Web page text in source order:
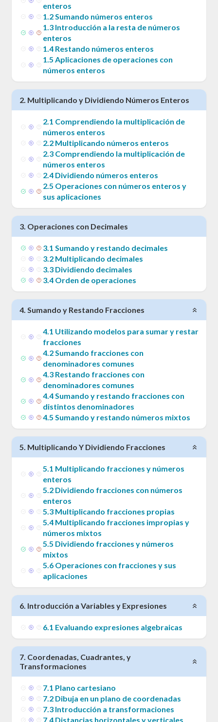
enteros
1.2Sumando números enteros
1.3 Introducción a la resta de números
enteros
1.4 Restando números enteros
1.5 Aplicaciones de operaciones con
números enteros
2. Multiplicando y Dividiendo Números Enteros
2.1 Comprendiendo la multiplicación de
números enteros
2.2 Multiplicando números enteros
2.3 Comprendiendo la multiplicación de
números enteros
2.4 Dividiendo números enteros
2.5 Operaciones con números enteros y
sus aplicaciones
3. Operaciones con Decimales
3.1 Sumando y restando decimales
3.2 Multiplicando decimales
3.3 Dividiendo decimales
3.4 Orden de operaciones
4. Sumando y Restando Fracciones
4.1 Utilizando modelos para sumar y restar
fracciones
4.2Sumando fracciones con
denominadores comunes
4.3 Restando fracciones con
denominadores comunes
4.4Sumando y restando fracciones con
distintos denominadores
4.5 Sumando y restando números mixtos
5. Multiplicando Y Dividiendo Fracciones
5.1 Multiplicando fracciones y números
enteros
5.2 Dividiendo fracciones con números
enteros
5.3 Multiplicando fracciones propias
5.4 Multiplicando fracciones impropias y
números mixtos
5.5 Dividiendo fracciones y números
mixtos
5.6 Operaciones con fracciones y sus
aplicaciones
6. Introducción a Variables y Expresiones
6.1 Evaluando expresiones algebraicas
7. Coordenadas, Cuadrantes, y
Transformaciones
7.1 Plano cartesiano
7.2 Dibuja en un plano de coordenadas
7.3 Introducción a transformaciones
7 4 Distancias horizontales y verticales